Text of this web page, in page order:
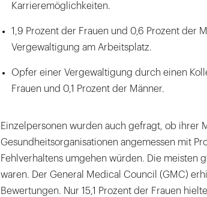
Karrieremöglichkeiten.
1,9 Prozent der Frauen und 0,6 Prozent der
Vergewaltigung am Arbeitsplatz.
Opfer einer Vergewaltigung durch einen
Frauen und 0,1 Prozent der Männer.
Einzelpersonen wurden auch gefragt, ob ihrer
Gesundheitsorganisationen angemessen mit
Fehlverhaltens umgehen würden. Die meisten
waren. Der General Medical Council (GMC)
Bewertungen. Nur 15,1 Prozent der Frauen